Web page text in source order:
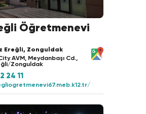
Öğretmenevi
Ereğli, Zonguldak
AVM, Meydanbaşı Cd.,
Zonguldak
24 11